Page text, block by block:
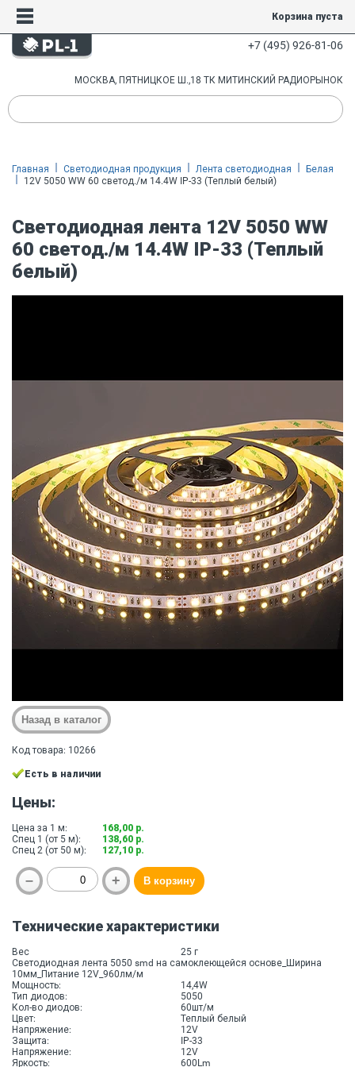
Корзина пуста
+7 (495) 926-81-06
МОСКВА, ПЯТНИЦКОЕ Ш.,18 ТК МИТИНСКИЙ РАДИОРЫНОК
Главная Светодиодная продукция Лента светодиодная
Белая
12V 5050 WW 60 светод./м 14.4W IP-33 (Теплый белый)
Светодиодная лента 12V 5050 WW
60 светод./м 14.4W IP-33 (Теплый
белый)
Код товара: 10266
Есть в наличии
Цены:
Цена за 1 м:
168,00 р.
Спец 1 (от 5 м):
138,60 р.
Спец 2 (от 50 м):
127,10 р.
Технические характеристики
Вес
25 г
Светодиодная лента 5050 smd на самоклеющейся основе_Ширина
10мм_Питание 12V_960лм/м
Мощность:
14,4W
Тип диодов:
5050
Кол-во диодов:
60шт/м
Цвет:
Теплый белый
Напряжение:
12V
Защита:
IP-33
Напряжение:
12V
Яркость:
600Lm